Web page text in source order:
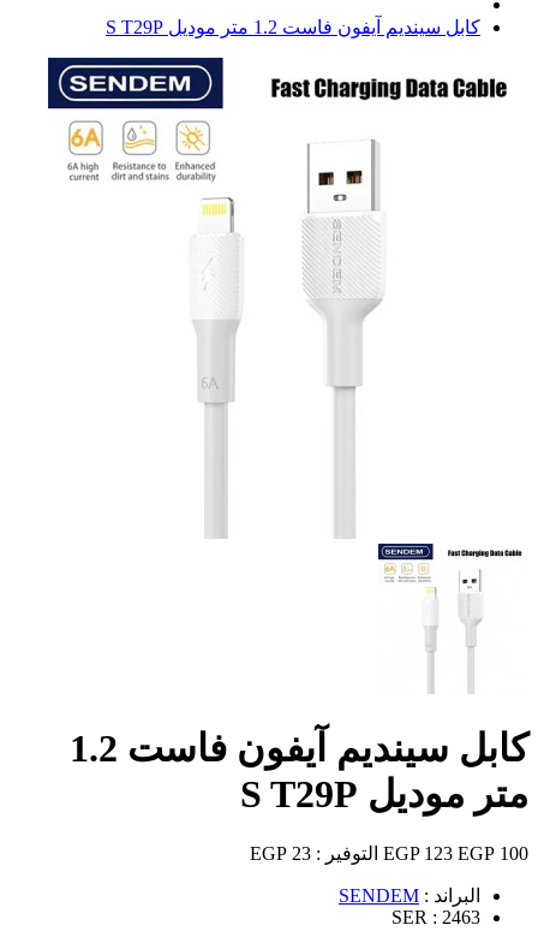
كابل سينديم آيفون فاست 1.2 متر موديل S T29P
كابل سينديم آيفون فاست 1.2
متر موديل S T29P
100 EGP
123 EGP التوفير : 23 EGP
البراند : SENDEM
SER : 2463